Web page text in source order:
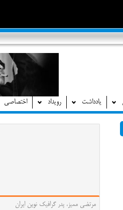
یادداشت رویداد اختصاصی
مرتضی ممیز، پدر گرافیک نوین ایران